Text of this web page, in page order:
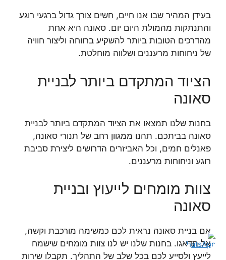
בעידן המהיר שבו אנו חיים, חשים צורך גדול ברגעי רוגע
והתנתקות מהמולת היום יום. סאונה היא אחת
מהדרכים הטובות ביותר להשקיע ברווחה וליצור חוויה
של ניחוחות מרעננים ושלווה מוחלטת.
הציוד המתקדם ביותר לבניית
סאונה
בחנות שלנו תמצאו את הציוד המתקדם ביותר לבניית
סאונה בביתכם. תהנו ממגוון רחב של תנורי סאונה,
פאנלים חמים, וכל האביזרים הדרושים ליצירת סביבת
רוגע וניחוחות מרעננים.
צוות מומחים לייעוץ ובניית
סאונה
אם בניית סאונה נראית לכם כמשימה מורכבת וקשה,
אל תדאגו. בחנות שלנו יש לנו צוות מומחים שישמח
לייעץ ולסייע לכם בכל שלב של התהליך. תקבלו שירות